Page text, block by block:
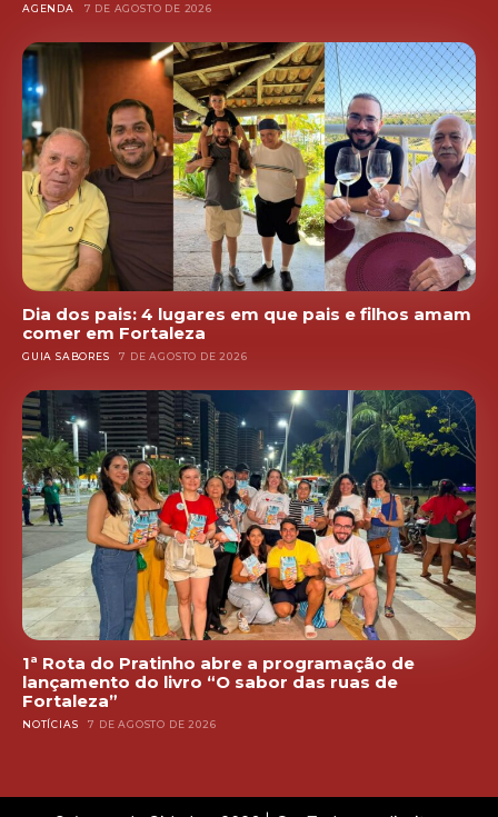
AGENDA 7 DE AGOSTO DE 2026
Dia dos pais: 4 lugares em que pais e filhos amam
comer em Fortaleza
GUIA SABORES 7 DE AGOSTO DE 2026
1ª Rota do Pratinho abre a programação de
lançamento do livro “O sabor das ruas de
Fortaleza”
NOTÍCIAS 7 DE AGOSTO DE 2026